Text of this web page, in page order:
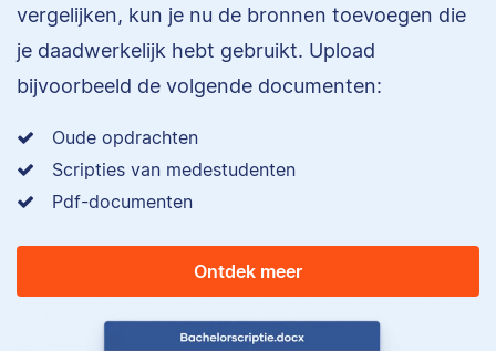
vergelijken, kun je nu de bronnen toevoegen die
je daadwerkelijk hebt gebruikt. Upload
bijvoorbeeld de volgende documenten:
Oude opdrachten
Scripties van medestudenten
Pdf-documenten
Ontdek meer